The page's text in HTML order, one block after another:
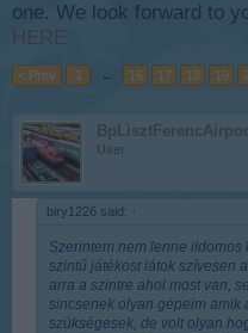
one. We look forward to
HERE
< Prev 1 ← 16 17 18 19
User
biry1226 said: ↑
Szerintem nem lenne
szintű játékost látok szívesen
arra a szintre ahol most van,
sincsenek olyan gépeim amik
szükségesek, de volt olyan